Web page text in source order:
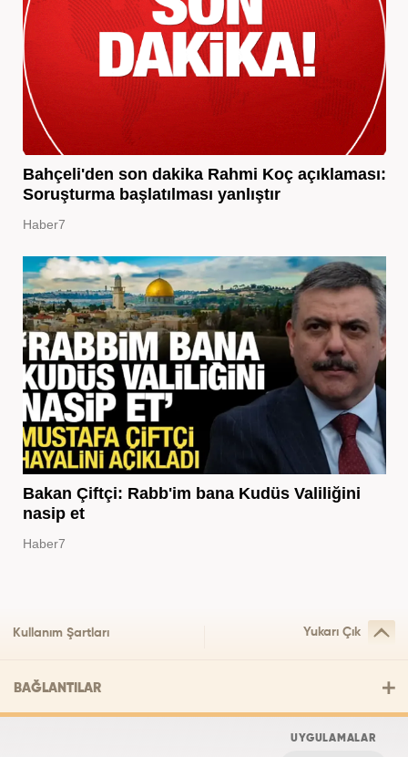
Bahçeli'den son dakika Rahmi Koç açıklaması:
Soruşturma başlatılması yanlıştır
Haber7
Bakan Çiftçi: Rabb'im bana Kudüs Valiliğini
nasip et
Haber7
Kullanım Şartları Yukarı Çık
BAĞLANTILAR
UYGULAMALAR